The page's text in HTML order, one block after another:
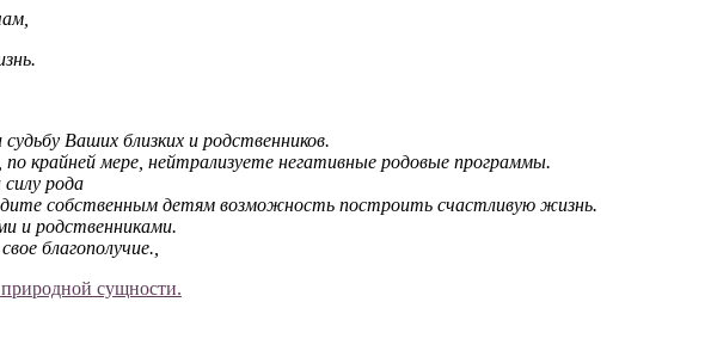
Ваших близких и родственников.
крайней мере, нейтрализуете негативные родовые программы.
рода
собственным детям возможность построить счастливую жизнь.
и родственниками.
благополучие.,
сущности.